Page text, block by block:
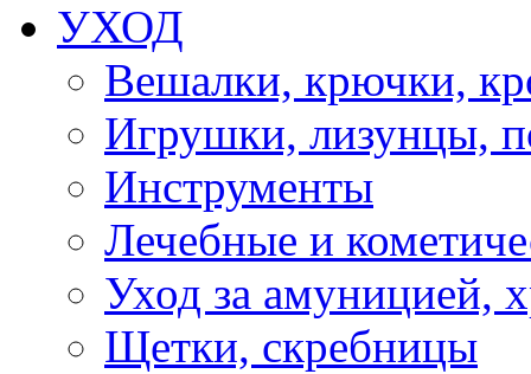
УХОД
Вешалки, крючки,
Игрушки, лизунцы,
Инструменты
Лечебные и
Уход за амуницией,
Щетки, скребницы